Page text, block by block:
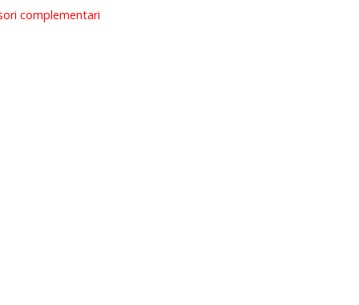
complementari